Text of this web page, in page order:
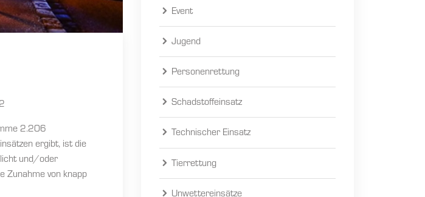
2.206
ergibt, ist die
und/oder
Zunahme von knapp
Event
Jugend
Personenrettung
Schadstoffeinsatz
Technischer Einsatz
Tierrettung
Unwettereinsätze